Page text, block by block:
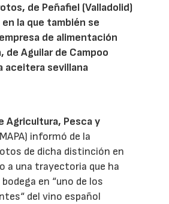
de Peñafiel (Valladolid)
la que también se
de alimentación
de Aguilar de Campoo
aceitera sevillana
Agricultura, Pesca y
informó de la
de dicha distinción en
a una trayectoria que ha
en “uno de los
del vino español